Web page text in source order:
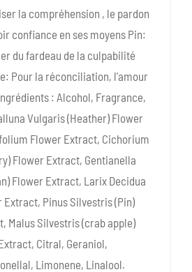
la compréhension , le pardon
confiance en ses moyens Pin:
du fardeau de la culpabilité
Pour la réconciliation, l'amour
: Alcohol, Fragrance,
Vulgaris (Heather) Flower
Flower Extract, Cichorium
Flower Extract, Gentianella
Flower Extract, Larix Decidua
Extract, Pinus Silvestris (Pin)
Malus Silvestris (crab apple)
Citral, Geraniol,
Limonene, Linalool.